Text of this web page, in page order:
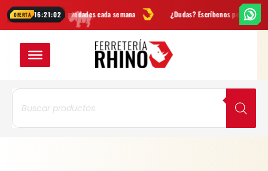
OFERTA 16:21:02
Ofertasy novedades cada semana ¿Dudas? Escríbenos porWhatsApp
contenido
Búsqueda
productos